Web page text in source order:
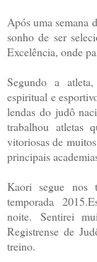
Após uma semana
sonho de ser
Excelência, onde
Segundo a
espiritual e
lendas do judô
trabalhou atletas
vitoriosas de
principais
Kaori segue nos
temporada
noite. Sentirei
Registrense de
treino.